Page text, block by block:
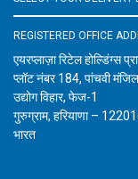
REGISTERED OFFICE
एयरप्लाज़ा रिटेल होल्डिंग्स
प्लॉट नंबर 184, पांचवी
उद्योग विहार, फेज-1
गुरुग्राम, हरियाणा –
भारत